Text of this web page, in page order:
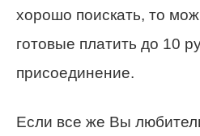
хорошо поискать, то
готовые платить до 10
присоединение.
Если все же Вы